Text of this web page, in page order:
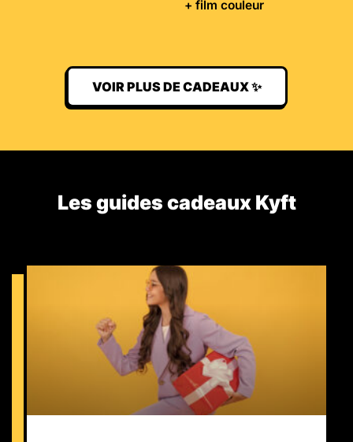
+ film couleur
VOIR PLUS DE CADEAUX ✨
Les guides cadeaux Kyft​